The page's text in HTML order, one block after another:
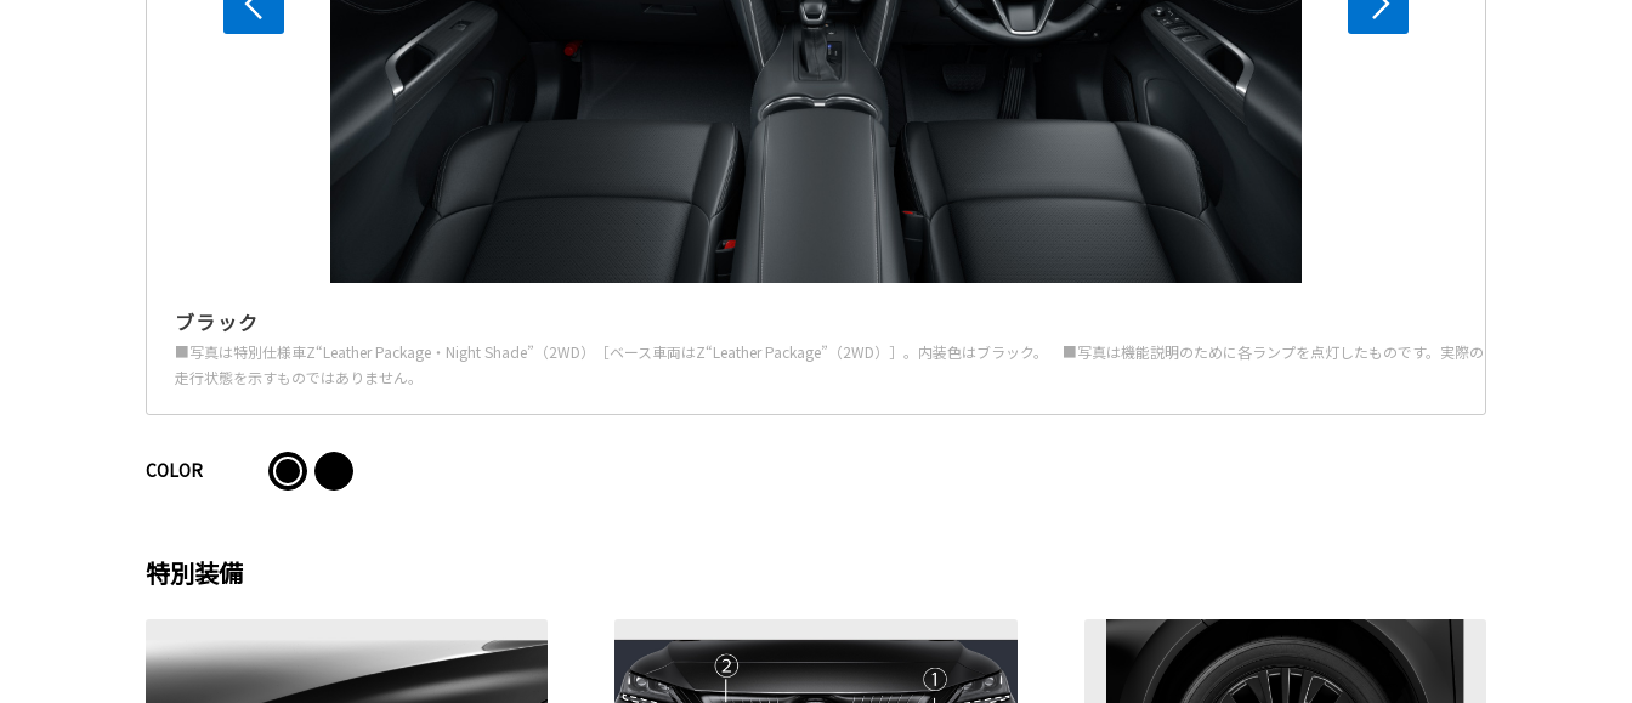
ブラック
■写真は特別仕様車Z“Leather Package・Night Shade”（2WD）［ベース車両はZ“Leather Package”（2WD）］。内装色はブラック。 ■写真は機能説明のために各ランプを点灯したものです。実際の
走行状態を示すものではありません。
COLOR
特別装備